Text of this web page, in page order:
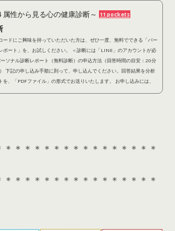
性から見る心の健康診断～ 11 pockets
ードにご興味を持っていただいた方は、ぜひ一度、無料でできる「パー
ポート」を、お試しください。 ＜診断には「LINE」のアカウントが必
ソナル診断レポート（無料診断）の申込方法（回答時間の目安：20分
下記の申し込み手順に則って、申し込んでください。回答結果を分析
を、「PDFファイル」の形式でお送りいたします。 お申し込みには、
＊＊＊＊＊＊＊＊＊＊＊＊＊＊＊＊
＊＊＊＊＊＊＊＊＊＊＊＊＊＊＊＊